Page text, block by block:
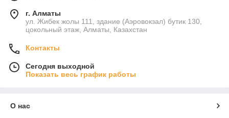
г. Алматы
ул. Жибек жолы 111, здание (Аэровокзал) бутик 130,
цокольный этаж, Алматы, Казахстан
Контакты
Сегодня выходной
Показать весь график работы
О нас